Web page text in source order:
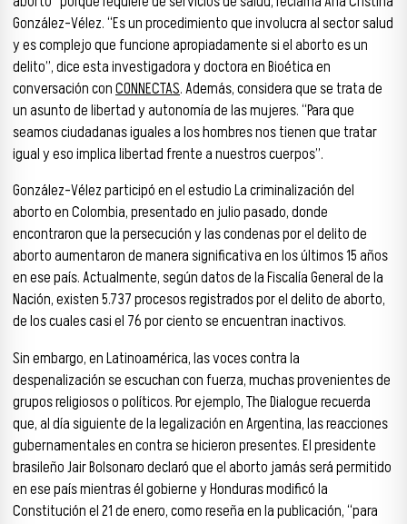
González-Vélez. “Es un procedimiento que involucra al sector salud
y es complejo que funcione apropiadamente si el aborto es un
delito”, dice esta investigadora y doctora en Bioética en
conversación conCONNECTAS. Además, considera que se trata de
un asunto de libertad y autonomía de las mujeres. “Para que
seamos ciudadanas iguales a los hombres nos tienen que tratar
igual y eso implica libertad frente a nuestros cuerpos”.
González-Vélez participó en el estudio La criminalización del
aborto en Colombia, presentado en julio pasado, donde
encontraron que la persecución y las condenas por el delito de
aborto aumentaron de manera significativa en los últimos 15 años
en ese país. Actualmente, según datos de la Fiscalía General de la
Nación, existen 5.737 procesos registrados por el delito de aborto,
de los cuales casi el 76 por ciento se encuentran inactivos.
Sin embargo, en Latinoamérica, las voces contra la
despenalización se escuchan con fuerza, muchas provenientes de
grupos religiosos o políticos. Por ejemplo, The Dialogue recuerda
que, al día siguiente de la legalización en Argentina, las reacciones
gubernamentales en contra se hicieron presentes. El presidente
brasileño Jair Bolsonaro declaró que el aborto jamás será permitido
en ese país mientras él gobierne y Honduras modificó la
Constitución el 21 de enero, como reseña en la publicación, “para